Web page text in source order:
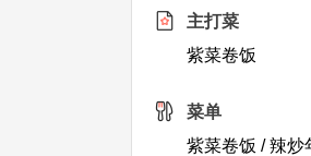
主打菜
紫菜卷饭
菜单
紫菜卷饭 / 辣炒